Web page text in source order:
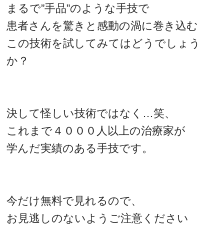
まるで”手品”のような手技で
患者さんを驚きと感動の渦に巻き込む
この技術を試してみてはどうでしょう
か？
決して怪しい技術ではなく…笑、
これまで４０００人以上の治療家が
学んだ実績のある手技です。
今だけ無料で見れるので、
お見逃しのないようご注意ください